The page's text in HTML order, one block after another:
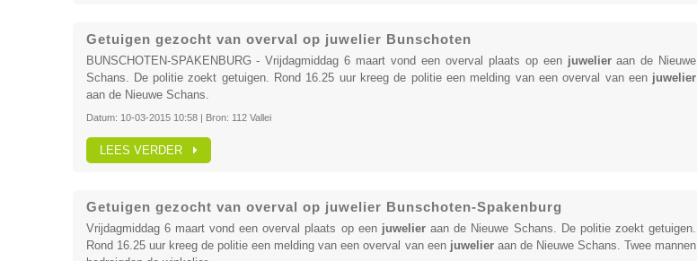
Getuigen gezocht van overval op juwelier Bunschoten
BUNSCHOTEN-SPAKENBURG - Vrijdagmiddag 6 maart vond een overval plaats op een juwelieraan de Nieuwe
Schans. De politie zoekt getuigen. Rond 16.25 uur kreeg de politie een melding van een overval van een juwelier
aan de Nieuwe Schans.
Datum: 10-03-2015 10:58| Bron: 112 Vallei
LEES VERDER
Getuigen gezocht van overval op juwelier Bunschoten-Spakenburg
Vrijdagmiddag 6 maart vond een overval plaats op een juwelieraan de Nieuwe Schans. De politie zoekt getuigen.
Rond 16.25 uur kreeg de politie een melding van een overval van een juwelieraan de Nieuwe Schans. Twee mannen